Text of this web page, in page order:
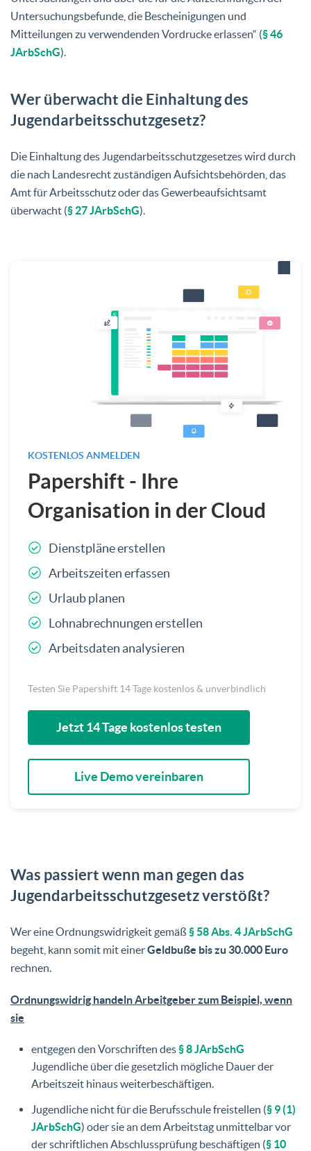
Untersuchungsbefunde, die Bescheinigungen und
Mitteilungen zu verwendenden Vordrucke erlassen“ (§ 46
JArbSchG).
Wer überwacht die Einhaltung des
Jugendarbeitsschutzgesetz?
Die Einhaltung des Jugendarbeitsschutzgesetzes wird durch
die nach Landesrecht zuständigen Aufsichtsbehörden, das
Amt für Arbeitsschutz oder das Gewerbeaufsichtsamt
überwacht (§ 27 JArbSchG).
KOSTENLOS ANMELDEN
Papershift - Ihre
Organisation in der Cloud
Dienstpläne erstellen
Arbeitszeiten erfassen
Urlaub planen
Lohnabrechnungen erstellen
Arbeitsdaten analysieren
Testen Sie Papershift 14 Tage kostenlos & unverbindlich
Jetzt 14 Tage kostenlos testen
Live Demo vereinbaren
Was passiert wenn man gegen das
Jugendarbeitsschutzgesetz verstößt?
Wer eine Ordnungswidrigkeit gemäß § 58 Abs. 4 JArbSchG
begeht, kann somit mit einerGeldbuße bis zu 30.000 Euro
rechnen.
Ordnungswidrig handeln Arbeitgeber zum Beispiel, wenn
sie
entgegen den Vorschriften des§ 8 JArbSchG
Jugendliche über die gesetzlich mögliche Dauer der
Arbeitszeit hinaus weiterbeschäftigen.
Jugendliche nicht für die Berufsschule freistellen (§ 9 (1)
JArbSchG) oder sie an dem Arbeitstag unmittelbar vor
der schriftlichen Abschlussprüfung beschäftigen (§ 10